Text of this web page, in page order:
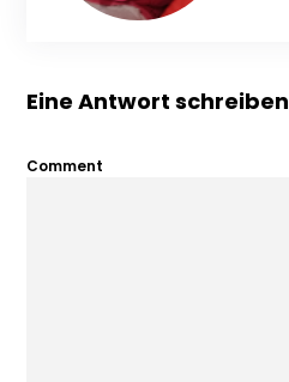
Eine Antwort schreiben
Comment